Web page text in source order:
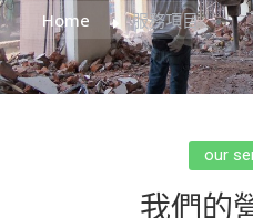
Home 服務項目
our
我們的